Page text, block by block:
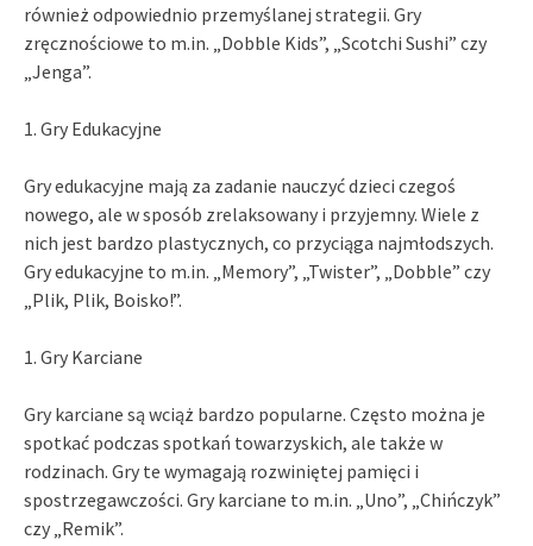
również odpowiednio przemyślanej strategii. Gry
zręcznościowe to m.in. „Dobble Kids”, „Scotchi Sushi” czy
„Jenga”.
1. Gry Edukacyjne
Gry edukacyjne mają za zadanie nauczyć dzieci czegoś
nowego, ale w sposób zrelaksowany i przyjemny. Wiele z
nich jest bardzo plastycznych, co przyciąga najmłodszych.
Gry edukacyjne to m.in. „Memory”, „Twister”, „Dobble” czy
„Plik, Plik, Boisko!”.
1. Gry Karciane
Gry karciane są wciąż bardzo popularne. Często można je
spotkać podczas spotkań towarzyskich, ale także w
rodzinach. Gry te wymagają rozwiniętej pamięci i
spostrzegawczości. Gry karciane to m.in. „Uno”, „Chińczyk”
czy „Remik”.